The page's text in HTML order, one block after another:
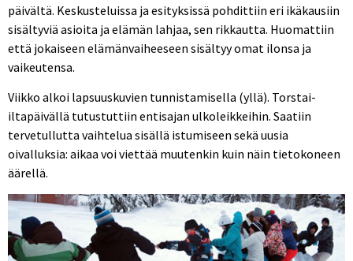
päivältä. Keskusteluissa ja esityksissä pohdittiin eri ikäkausiin
sisältyviä asioita ja elämän lahjaa, sen rikkautta. Huomattiin
että jokaiseen elämänvaiheeseen sisältyy omat ilonsa ja
vaikeutensa.
Viikko alkoi lapsuuskuvien tunnistamisella (yllä). Torstai-
iltapäivällä tutustuttiin entisajan ulkoleikkeihin. Saatiin
tervetullutta vaihtelua sisällä istumiseen sekä uusia
oivalluksia: aikaa voi viettää muutenkin kuin näin tietokoneen
äärellä.